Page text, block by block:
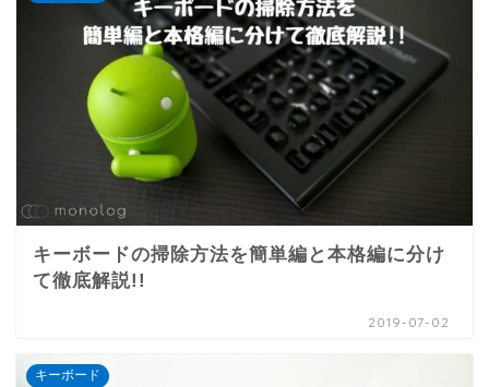
キーボードの掃除方法を簡単編と本格編に分け
て徹底解説!!
2019-07-02
キーボード